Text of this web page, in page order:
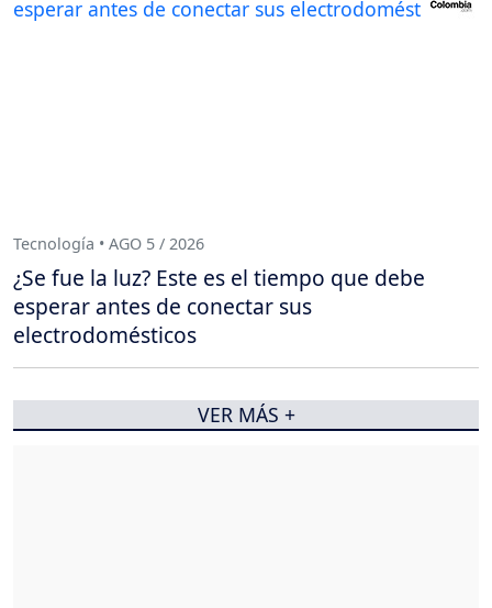
Tecnología • AGO 5 / 2026
¿Se fue la luz? Este es el tiempo que debe
esperar antes de conectar sus
electrodomésticos
VER MÁS +